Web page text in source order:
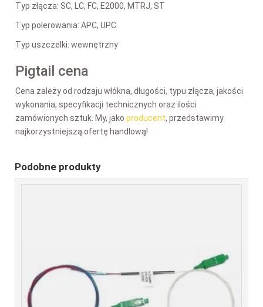
Typ złącza: SC, LC, FC, E2000, MTRJ, ST
Typ polerowania: APC, UPC
Typ uszczelki: wewnętrzny
Pigtail cena
Cena zależy od rodzaju włókna, długości, typu złącza, jakości
wykonania, specyfikacji technicznych oraz ilości
zamówionych sztuk. My, jako producent, przedstawimy
najkorzystniejszą ofertę handlową!
Podobne produkty